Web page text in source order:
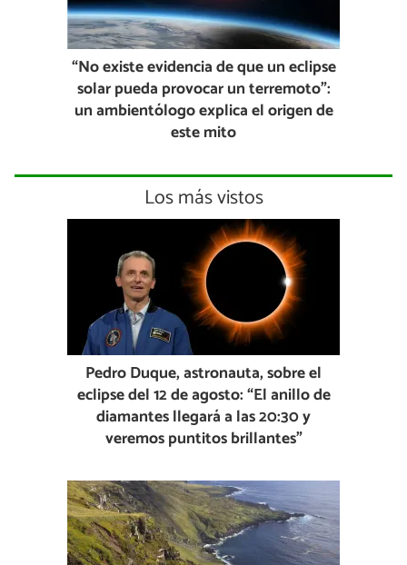
“No existe evidencia de que un eclipse
solar pueda provocar un terremoto”:
un ambientólogo explica el origen de
este mito
Los más vistos
Pedro Duque, astronauta, sobre el
eclipse del 12 de agosto: “El anillo de
diamantes llegará a las 20:30 y
veremos puntitos brillantes”